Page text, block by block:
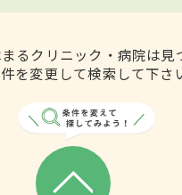
るクリニック・病院は見
を変更して検索して下さ